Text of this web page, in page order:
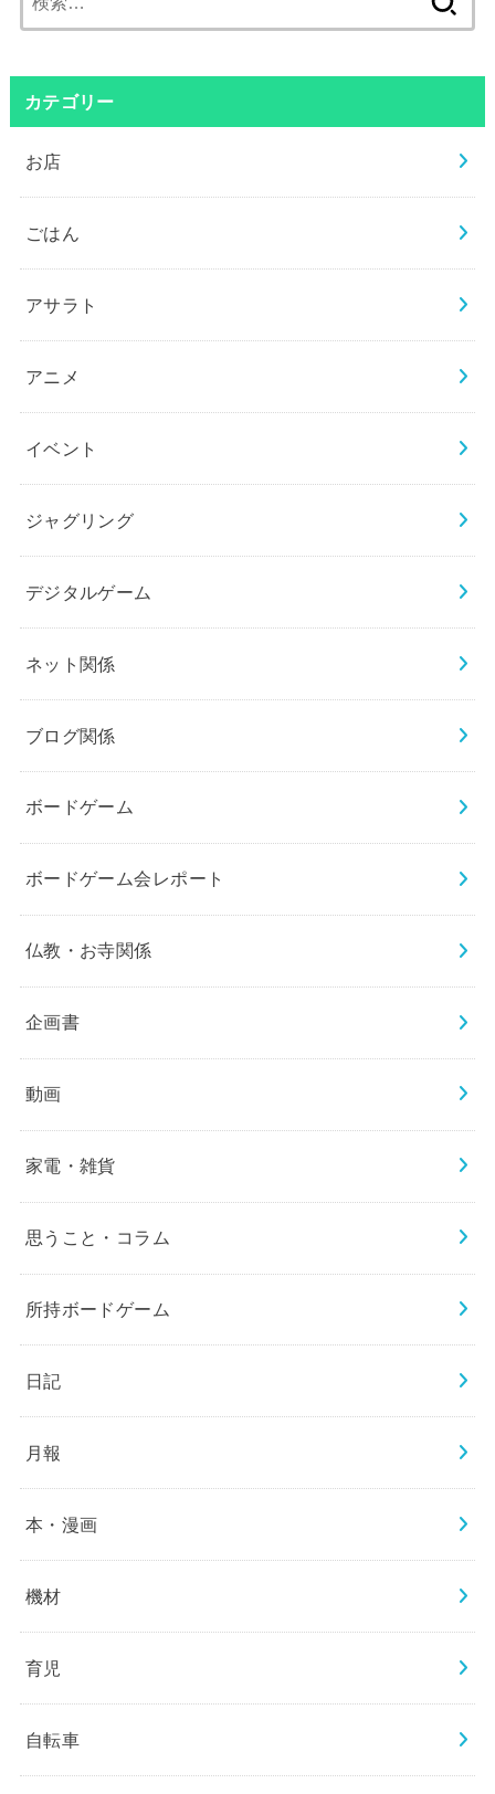
索:
カテゴリー
お店
ごはん
アサラト
アニメ
イベント
ジャグリング
デジタルゲーム
ネット関係
ブログ関係
ボードゲーム
ボードゲーム会レポート
仏教・お寺関係
企画書
動画
家電・雑貨
思うこと・コラム
所持ボードゲーム
日記
月報
本・漫画
機材
育児
自転車